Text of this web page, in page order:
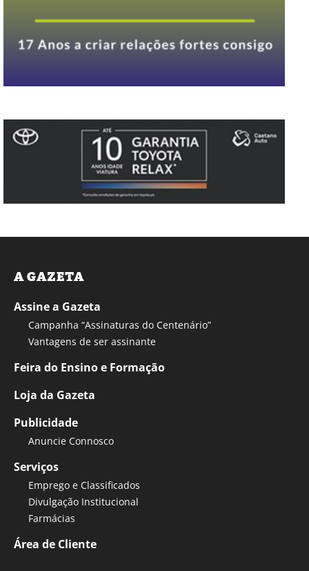
A GAZETA
Assine a Gazeta
Campanha “Assinaturas do Centenário”
Vantagens de ser assinante
Feira do Ensino e Formação
Loja da Gazeta
Publicidade
Anuncie Connosco
Serviços
Emprego e Classificados
Divulgação Institucional
Farmácias
Área de Cliente